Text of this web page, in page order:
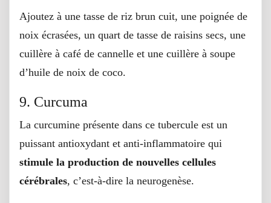
Ajoutez à une tasse de riz brun cuit, une poignée de
noix écrasées, un quart de tasse de raisins secs, une
cuillère à café de cannelle et une cuillère à soupe
d’huile de noix de coco.
9. Curcuma
La curcumine présente dans ce tubercule est un
puissant antioxydant et anti-inflammatoire qui
stimule la production de nouvelles cellules
cérébrales, c’est-à-dire la neurogenèse.